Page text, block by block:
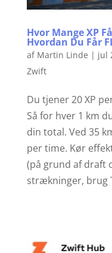
Hvor Mange XP
Hvordan Du Får
af Martin Linde | jul
Zwift
Du tjener 20 XP
Så for hver 1 km
din total. Ved 35
per time. Kør
(på grund af draft
strækninger, brug